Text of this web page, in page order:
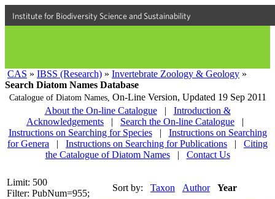
Institute for Biodiversity Science and Sustainability
CAS » IBSS (Research) » Invertebrate Zoology & Geology »
Search Diatom Names Database
Catalogue of Diatom Names, On-Line Version, Updated 19 Sep 2011
About the On-line Catalogue
|
Introduction &
Acknowledgements
| Search the On-line Catalogue
|
Instructions on Searching for Species
|
Instructions on Searching
for Genera
| Instructions on Searching for Publications |
Citing
the Catalogue of Diatom Names
| Contact Us
Limit: 500
Filter: PubNum=955;
Sort by: Taxon Author Year